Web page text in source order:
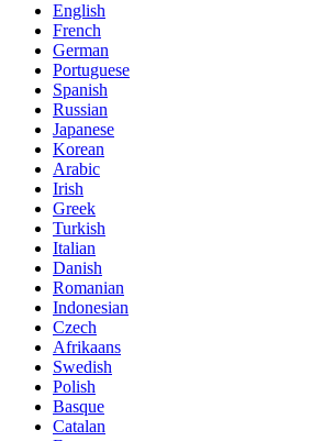
English
French
German
Portuguese
Spanish
Russian
Japanese
Korean
Arabic
Irish
Greek
Turkish
Italian
Danish
Romanian
Indonesian
Czech
Afrikaans
Swedish
Polish
Basque
Catalan